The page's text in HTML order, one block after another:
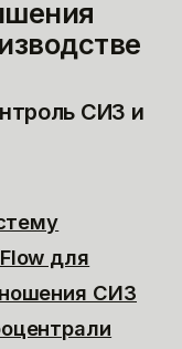
СИЗ и
для
СИЗ